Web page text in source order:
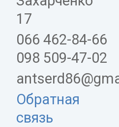
17
066 462-84-66
098 509-47-02
Обратная
связь